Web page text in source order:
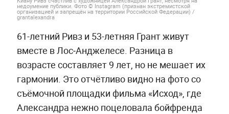
недоумение публики. Фото © Instagram (признан экстремистской
организацией и запрещён на территории Российской Федерации) /
grantalexandra
61-летний Ривз и 53-летняя Грант живут
вместе в Лос‑Анджелесе. Разница в
возрасте составляет 9 лет, но не мешает их
гармонии. Это отчётливо видно на фото со
съёмочной площадки фильма «Исход», где
Александра нежно поцеловала бойфренда